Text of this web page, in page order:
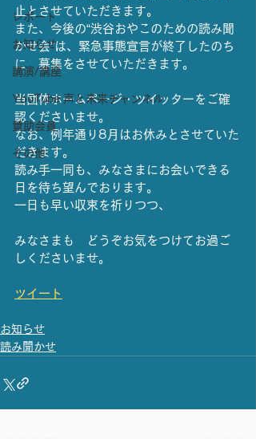
レポート
お知らせ
講演/講座
YouTube 声と未来チャンネル
賛助会員
その他
止とさせていただきます。
また、今後の“渋谷おやこのための読み聞
かせ会”は、緊急事態宣言が終了したのち
に　募集をさせていただきます。
当団体ホームページ・ツイッターをご確
認くださいませ。
なお、例年通り8月はお休みとさせていた
だきます。
読み手一同も、みなさまにお会いできる
日を待ち望んでおります。
一日も早い収束を祈りつつ、
みなさまも　どうぞお気をつけてお過ご
しくださいませ。
ツイート
お知らせ
読み聞かせ